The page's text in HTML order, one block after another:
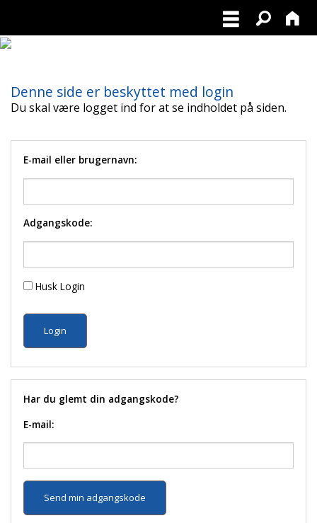
Denne side er beskyttet med login
Du skal være logget ind for at se indholdet på siden.
E-mail eller brugernavn:
Adgangskode:
Husk Login
Har du glemt din adgangskode?
E-mail: